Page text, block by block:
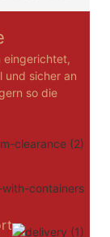
eingerichtet,
und sicher an
so die